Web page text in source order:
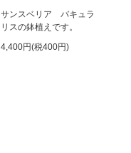
サンスベリア バキュラ
リスの鉢植えです。
4,400円(税400円)